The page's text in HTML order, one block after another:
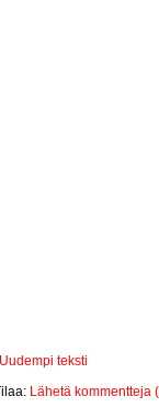
Uudempi teksti
Lähetä kommentteja